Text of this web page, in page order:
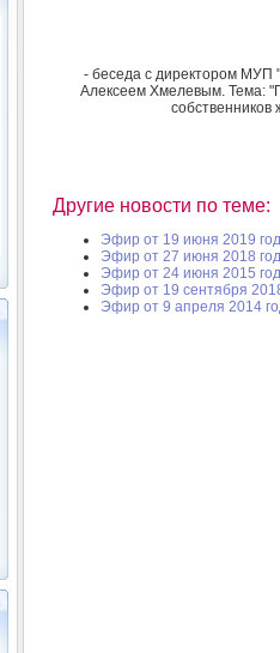
- беседа с директором МУП
Алексеем Хмелевым. Тема:
Другие новости по теме:
Эфир от 19 июня 2019
Эфир от 27 июня 2018
Эфир от 24 июня 2015
Эфир от 19 сентября
Эфир от 9 апреля 2014